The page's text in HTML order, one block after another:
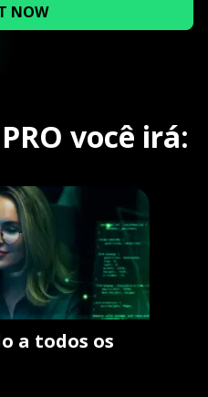
NOW
você irá:
a todos os